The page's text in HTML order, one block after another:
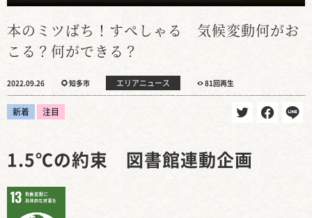
本のミツばち！すぺしゃる 気候変動何がお
こる？何ができる？
2022.09.26 知多市 エリアニュース 81回再生
新着 注目
1.5℃の約束 図書館連動企画